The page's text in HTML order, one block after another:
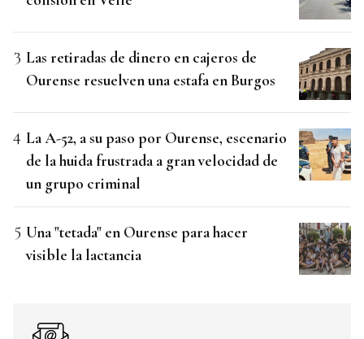
Las retiradas de dinero en cajeros de
Ourense resuelven una estafa en Burgos
La A-52, a su paso por Ourense, escenario
de la huida frustrada a gran velocidad de
un grupo criminal
Una "tetada" en Ourense para hacer
visible la lactancia